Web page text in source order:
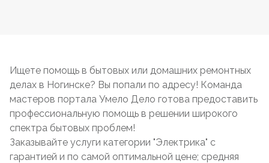
Ищете помощь в бытовых или домашних ремонтных
делах в Ногинске? Вы попали по адресу! Команда
мастеров портала Умело Дело готова предоставить
профессиональную помощь в решении широкого
спектра бытовых проблем!
Заказывайте услуги категории "Электрика" с
гарантией и по самой оптимальной цене; средняя